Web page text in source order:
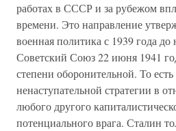
работах в СССР и за рубежом
времени. Это направление
военная политика с 1939 года
Советский Союз 22 июня 1941
степени оборонительной. То
ненаступательной стратегии в
любого другого
потенциального врага. Сталин